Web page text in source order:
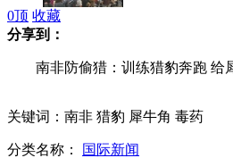
应对首例H7N9 台湾暂未提高
0顶 收藏
分享到：
南非防偷猎：训练猎豹奔跑 给
关键词：南非 猎豹 犀牛角 毒药
分类名称：
国际新闻